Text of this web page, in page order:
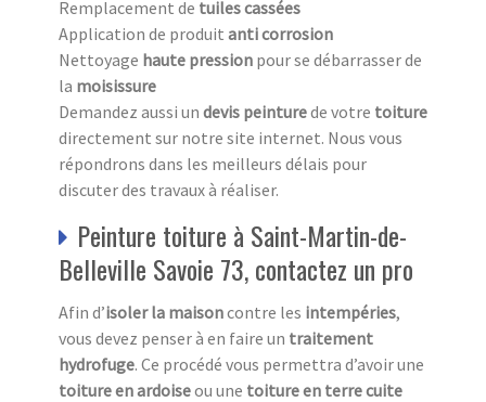
Remplacement de tuiles cassées
Application de produit anti corrosion
Nettoyage haute pression pour se débarrasser de
la moisissure
Demandez aussi un devis peinturede votre toiture
directement sur notre site internet. Nous vous
répondrons dans les meilleurs délais pour
discuter des travaux à réaliser.
Peinture toiture à Saint-Martin-de-
Belleville Savoie 73, contactez un pro
Afin d’isoler la maisoncontre les intempéries,
vous devez penser à en faire un traitement
hydrofuge. Ce procédé vous permettra d’avoir une
toiture en ardoiseou une toiture en terre cuite